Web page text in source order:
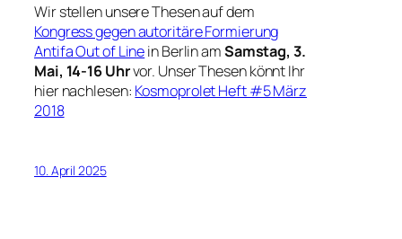
Wir stellen unsere Thesen auf dem
Kongress gegen autoritäre Formierung
Antifa Out of Linein Berlin amSamstag, 3.
Mai, 14-16 Uhrvor. Unser Thesen könnt Ihr
hier nachlesen: Kosmoprolet Heft #5 März
2018
10. April 2025